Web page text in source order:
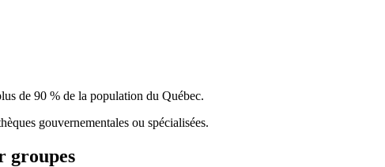
de 90 % de la population du Québec.
gouvernementales ou spécialisées.
groupes